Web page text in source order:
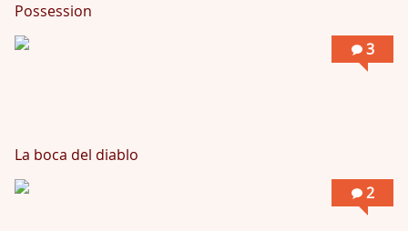
Possession
3
La boca del diablo
2